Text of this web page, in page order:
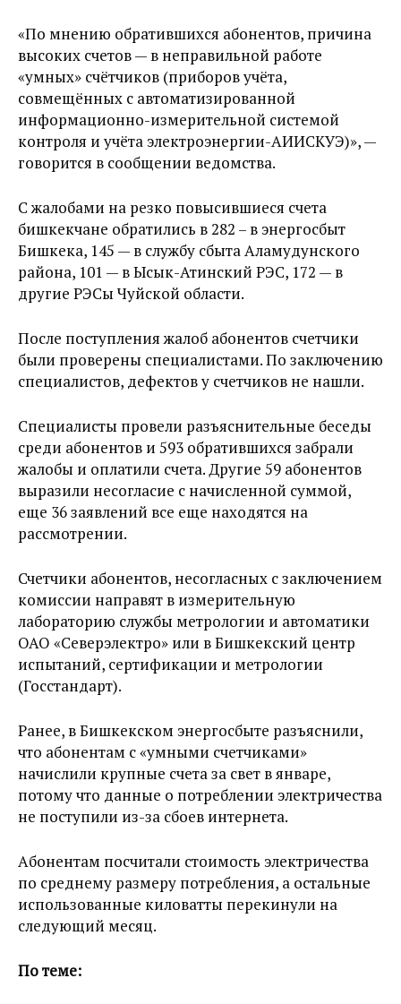
«По мнению обратившихся абонентов, причина
высоких счетов — в неправильной работе
«умных» счётчиков (приборов учёта,
совмещённых с автоматизированной
информационно-измерительной системой
контроля и учёта электроэнергии-АИИСКУЭ)», —
говорится в сообщении ведомства.
С жалобами на резко повысившиеся счета
бишкекчане обратились в 282 – в энергосбыт
Бишкека, 145 — в службу сбыта Аламудунского
района, 101 — в Ысык-Атинский РЭС, 172 — в
другие РЭСы Чуйской области.
После поступления жалоб абонентов счетчики
были проверены специалистами. По заключению
специалистов, дефектов у счетчиков не нашли.
Специалисты провели разъяснительные беседы
среди абонентов и 593 обратившихся забрали
жалобы и оплатили счета. Другие 59 абонентов
выразили несогласие с начисленной суммой,
еще 36 заявлений все еще находятся на
рассмотрении.
Счетчики абонентов, несогласных с заключением
комиссии направят в измерительную
лабораторию службы метрологии и автоматики
ОАО «Северэлектро» или в Бишкекский центр
испытаний, сертификации и метрологии
(Госстандарт).
Ранее, в Бишкекском энергосбыте разъяснили,
что абонентам с «умными счетчиками»
начислили крупные счета за свет в январе,
потому что данные о потреблении электричества
не поступили из-за сбоев интернета.
Абонентам посчитали стоимость электричества
по среднему размеру потребления, а остальные
использованные киловатты перекинули на
следующий месяц.
По теме: